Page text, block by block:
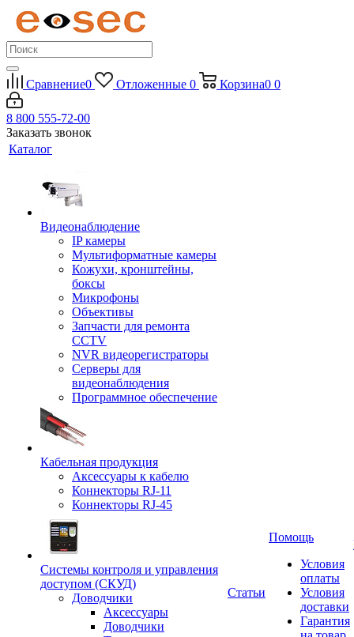
Сравнение0 Отложенные 0 Корзина0 0
8 800 555-72-00
Заказать звонок
Каталог
Видеонаблюдение
IP камеры
Мультиформатные камеры
Кожухи, кронштейны,
боксы
Микрофоны
Объективы
Запчасти для ремонта
CCTV
NVR видеорегистраторы
Серверы для
видеонаблюдения
Программное обеспечение
Кабельная продукция
Аксессуары к кабелю
Коннекторы RJ-11
Коннекторы RJ-45
Системы контроля и управления
доступом (СКУД)
Доводчики
Аксессуары
Доводчики
Статьи
Помощь
Условия
оплаты
Условия
доставки
Гарантия